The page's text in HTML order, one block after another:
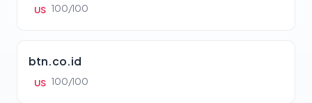
US 100/100
btn.co.id
US 100/100